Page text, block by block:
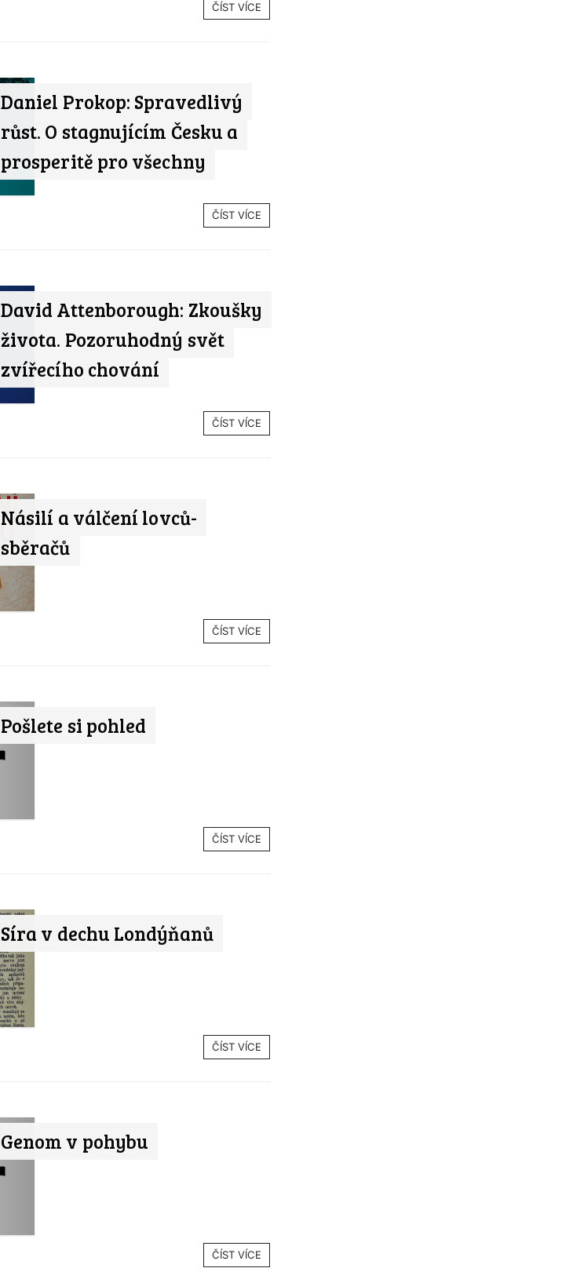
ČÍST VÍCE
Daniel Prokop: Spravedlivý
růst. O stagnujícím Česku a
prosperitě pro všechny
ČÍST VÍCE
David Attenborough: Zkoušky
života. Pozoruhodný svět
zvířecího chování
ČÍST VÍCE
Násilí a válčení lovců-
sběračů
ČÍST VÍCE
Pošlete si pohled
ČÍST VÍCE
Síra v dechu Londýňanů
ČÍST VÍCE
Genom v pohybu
ČÍST VÍCE